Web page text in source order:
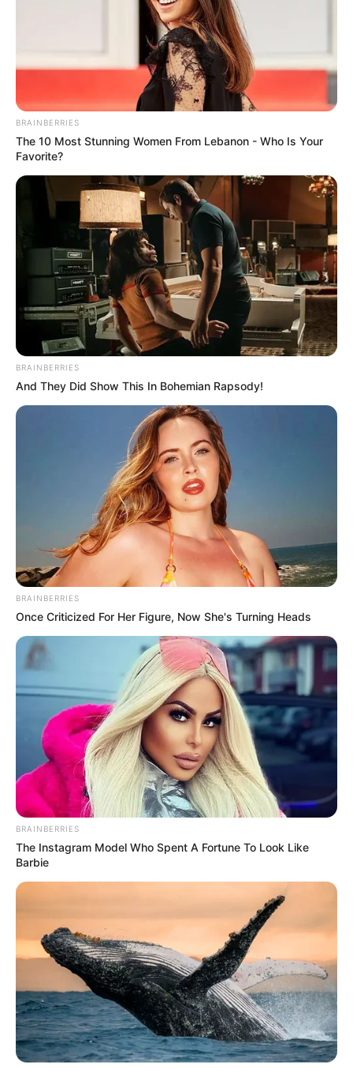
Vályi pedig emlékeztette: a legnagyobb botrány
nem az, ha valaki csúnyán visszaszól.
Hanem az, ha közben a gyerekeknek szánt
nyuszimotoron is keresni akartak.
BRAINBERRIES
The 10 Most Stunning Women From Lebanon - Who Is Your
Favorite?
BRAINBERRIES
And They Did Show This In Bohemian Rapsody!
BRAINBERRIES
Once Criticized For Her Figure, Now She's Turning Heads
BRAINBERRIES
The Instagram Model Who Spent A Fortune To Look Like
Barbie